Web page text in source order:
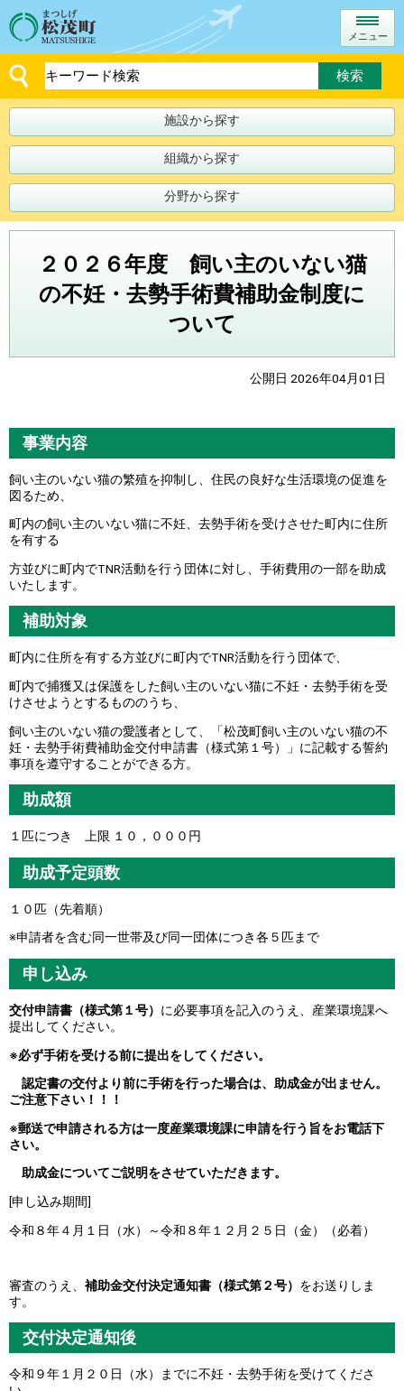
メニュー
施設から探す
組織から探す
分野から探す
２０２６年度 飼い主のいない猫
の不妊・去勢手術費補助金制度に
ついて
公開日 2026年04月01日
事業内容
飼い主のいない猫の繁殖を抑制し、住民の良好な生活環境の促進を
図るため、
町内の飼い主のいない猫に不妊、去勢手術を受けさせた町内に住所
を有する
方並びに町内でTNR活動を行う団体に対し、手術費用の一部を助成
いたします。
補助対象
町内に住所を有する方並びに町内でTNR活動を行う団体で、
町内で捕獲又は保護をした飼い主のいない猫に不妊・去勢手術を受
けさせようとするもののうち、
飼い主のいない猫の愛護者として、「松茂町飼い主のいない猫の不
妊・去勢手術費補助金交付申請書（様式第１号）」に記載する誓約
事項を遵守することができる方。
助成額
１匹につき 上限 １０，０００円
助成予定頭数
１０匹（先着順）
※申請者を含む同一世帯及び同一団体につき各５匹まで
申し込み
交付申請書（様式第１号） に必要事項を記入のうえ、産業環境課へ
提出してください。
※必ず手術を受ける前に提出をしてください。
認定書の交付より前に手術を行った場合は、助成金が出ません。
ご注意下さい！！！
※郵送で申請される方は一度産業環境課に申請を行う旨をお電話下
さい。
助成金についてご説明をさせていただきます。
[申し込み期間]
令和８年４月１日（水）～令和８年１２月２５日（金）（必着）
審査のうえ、 補助金交付決定通知書（様式第２号） をお送りしま
す。
交付決定通知後
令和９年１月２０日（水）までに不妊・去勢手術を受けてくださ